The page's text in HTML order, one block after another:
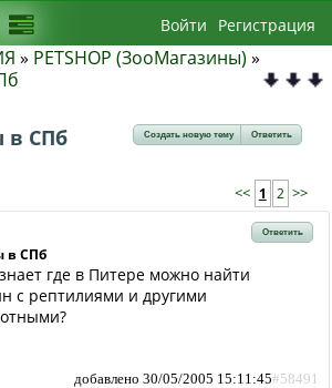
» PETSHOP (ЗооМагазины) »
в СПб Создать новую тему Ответить
<< 1 2 >>
Ответить
в СПб
где в Питере можно найти
с рептилиями и другими
добавлено 30/05/2005 15:11:45#58491
Войти Регистрация